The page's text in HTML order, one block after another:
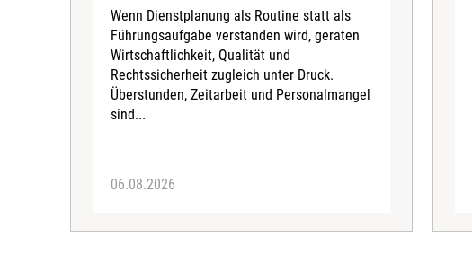
Wenn Dienstplanung als Routine statt als
Führungsaufgabe verstanden wird, geraten
Wirtschaftlichkeit, Qualität und
Rechtssicherheit zugleich unter Druck.
Überstunden, Zeitarbeit und Personalmangel
sind...
06.08.2026